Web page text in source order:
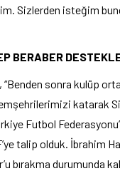
Sizlerden isteğim
BERABER
sonra kulüp
katarak
Futbol
talip olduk. İbrahim
bırakma durumunda